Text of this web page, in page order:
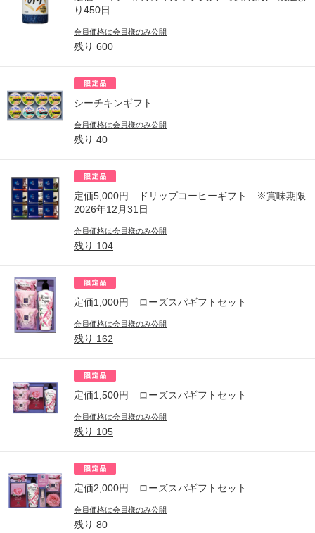
り450日
会員価格は会員様のみ公開
残り 600
シーチキンギフト
会員価格は会員様のみ公開
残り 40
定価5,000円 ドリップコーヒーギフト ※賞味期限
2026年12月31日
会員価格は会員様のみ公開
残り 104
定価1,000円 ローズスパギフトセット
会員価格は会員様のみ公開
残り 162
定価1,500円 ローズスパギフトセット
会員価格は会員様のみ公開
残り 105
定価2,000円 ローズスパギフトセット
会員価格は会員様のみ公開
残り 80